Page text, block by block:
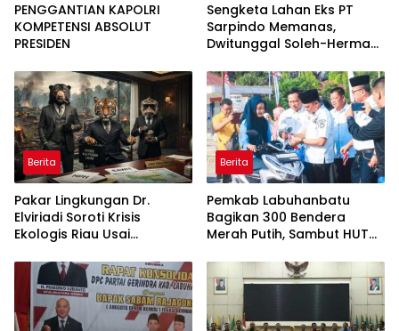
PENGGANTIAN KAPOLRI
KOMPETENSI ABSOLUT
PRESIDEN
Sengketa Lahan Eks PT
Sarpindo Memanas,
Dwitunggal Soleh-Herman
ke Pulau Rupat
Berita
Pakar Lingkungan Dr.
Elviriadi Soroti Krisis
Ekologis Riau Usai
Monyet, Harimau, dan
Beruang Terhadap Warga
Berita
Pemkab Labuhanbatu
Bagikan 300 Bendera
Merah Putih, Sambut HUT